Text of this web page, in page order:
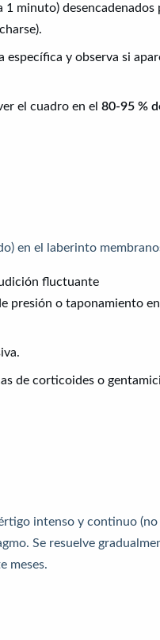
1 minuto) desencadenados
y observa si
el cuadro en el 80-95 %
en el laberinto
fluctuante
presión o taponamiento
de corticoides o
intenso y continuo (no
Se resuelve
meses.